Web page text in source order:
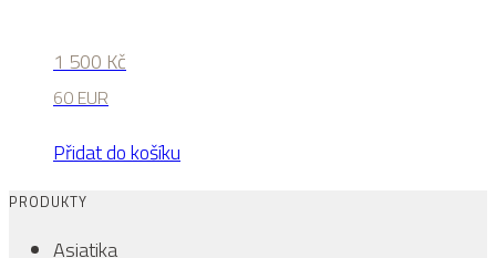
1 500 Kč
60 EUR
Přidat do košíku
PRODUKTY
Asiatika